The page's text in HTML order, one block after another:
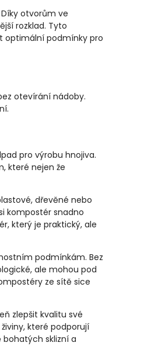
otvorům ve
rozklad. Tyto
optimální podmínky pro
otevírání nádoby.
pro výrobu hnojiva.
které nejen že
dřevěné nebo
kompostér snadno
který je praktický, ale
podmínkám. Bez
ale mohou pod
ze sítě sice
zlepšit kvalitu své
které podporují
sklizní a